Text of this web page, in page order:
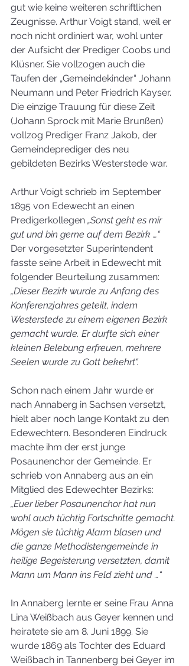
gut wie keine weiteren schriftlichen
Zeugnisse. Arthur Voigt stand, weil er
noch nicht ordiniert war, wohl unter
der Aufsicht der Prediger Coobs und
Klüsner. Sie vollzogen auch die
Taufen der „Gemeindekinder“ Johann
Neumann und Peter Friedrich Kayser.
Die einzige Trauung für diese Zeit
(Johann Sprock mit Marie Brunßen)
vollzog Prediger Franz Jakob, der
Gemeindeprediger des neu
gebildeten Bezirks Westerstede war.
Arthur Voigt schrieb im September
1895 von Edewecht an einen
Predigerkollegen „Sonst geht es mir
gut und bin gerne auf dem Bezirk …“
Der vorgesetzter Superintendent
fasste seine Arbeit in Edewecht mit
folgender Beurteilung zusammen:
„Dieser Bezirk wurde zu Anfang des
Konferenzjahres geteilt, indem
Westerstede zu einem eigenen Bezirk
gemacht wurde. Er durfte sich einer
kleinen Belebung erfreuen, mehrere
Seelen wurde zu Gott bekehrt“.
Schon nach einem Jahr wurde er
nach Annaberg in Sachsen versetzt,
hielt aber noch lange Kontakt zu den
Edewechtern. Besonderen Eindruck
machte ihm der erst junge
Posaunenchor der Gemeinde. Er
schrieb von Annaberg aus an ein
Mitglied des Edewechter Bezirks:
„Euer lieber Posaunenchor hat nun
wohl auch tüchtig Fortschritte gemacht.
Mögen sie tüchtig Alarm blasen und
die ganze Methodistengemeinde in
heilige Begeisterung versetzten, damit
Mann um Mann ins Feld zieht und …“
In Annaberg lernte er seine Frau Anna
Lina Weißbach aus Geyer kennen und
heiratete sie am 8. Juni 1899. Sie
wurde 1869 als Tochter des Eduard
Weißbach in Tannenberg bei Geyer im